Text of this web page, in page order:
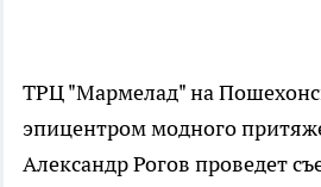
ТРЦ "Мармелад" на
эпицентром модного
Александр Рогов проведет